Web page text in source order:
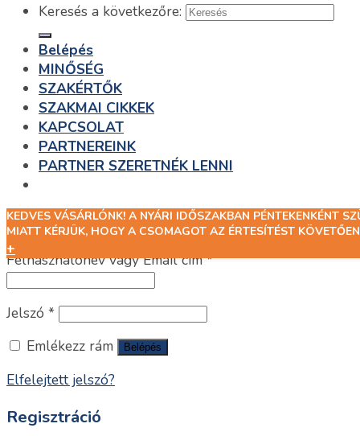
Keresés a következőre:
Belépés
MINŐSÉG
SZAKÉRTŐK
SZAKMAI CIKKEK
KAPCSOLAT
PARTNEREINK
PARTNER SZERETNÉK LENNI
KEDVES VÁSÁRLÓNK! A NYÁRI IDŐSZAKBAN PÉNTEKENKÉNT
MIATT KÉRJÜK, HOGY A CSOMAGOT AZ ÉRTESÍTÉST
+
Belépés
Felhasználónév vagy Email cím*
Jelszó *
Emlékezz rám
Belépés
Elfelejtett jelszó?
Regisztráció